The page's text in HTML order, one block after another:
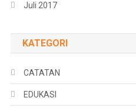
Juli 2017
KATEGORI
CATATAN
EDUKASI